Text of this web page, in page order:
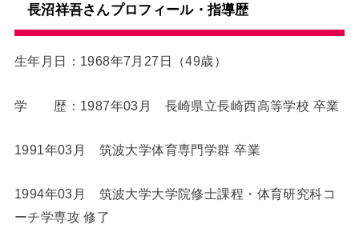
長沼祥吾さんプロフィール・指導歴
生年月日：1968年7月27日（49歳）
学 歴：1987年03月 長崎県立長崎西高等学校 卒業
1991年03月 筑波大学体育専門学群 卒業
1994年03月 筑波大学大学院修士課程・体育研究科コ
ーチ学専攻 修了